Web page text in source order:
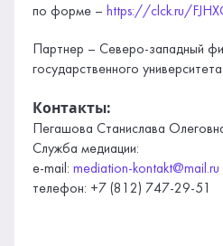
по форме – https://clck.ru/
Партнер – Северо-западный
государственного
Контакты:
Пегашова Станислава
Служба медиации:
e-mail:mediation-kontakt@mail.ru
телефон: +7 (812) 747-29-51